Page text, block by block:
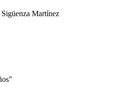
Martínez